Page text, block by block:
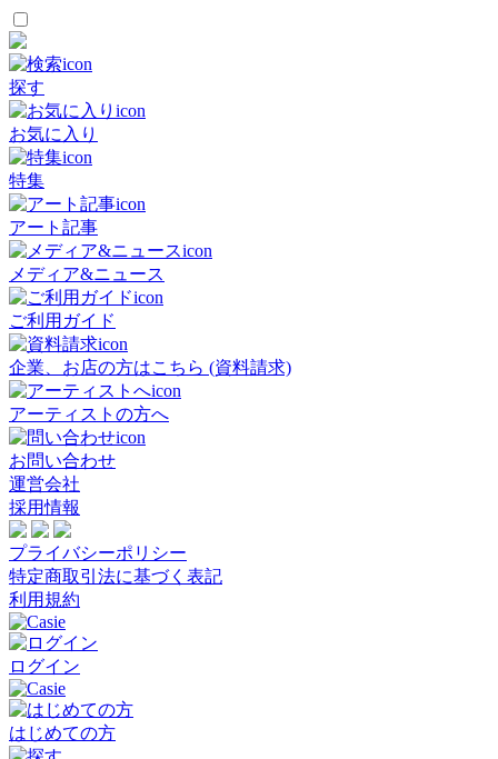
探す
お気に入り
特集
アート記事
メディア&ニュース
ご利用ガイド
企業、お店の方はこちら (資料請求)
アーティストの方へ
お問い合わせ
運営会社
採用情報
プライバシーポリシー
特定商取引法に基づく表記
利用規約
ログイン
はじめての方